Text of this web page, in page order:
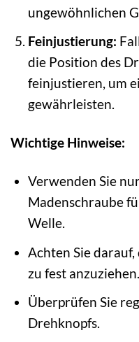
ungewöhnlichen
Feinjustierung:
die Position des
feinjustieren, um
gewährleisten.
Wichtige Hinweise:
Verwenden Sie
Madenschraube
Welle.
Achten Sie
zu fest anzuziehen.
Überprüfen Sie
Drehknopfs.